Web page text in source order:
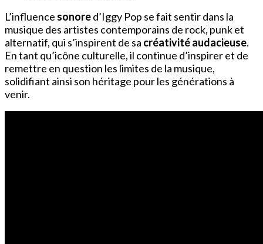
L’influence sonored’Iggy Pop se fait sentir dans la
musique des artistes contemporains de rock, punk et
alternatif, qui s’inspirent de sa créativité audacieuse.
En tant qu’icône culturelle, il continue d’inspirer et de
remettre en question les limites de la musique,
solidifiant ainsi son héritage pour les générations à
venir.